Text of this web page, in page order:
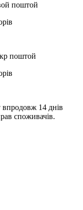
поштой
поштой
14 днів
споживачів.